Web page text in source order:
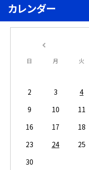
カレンダー
日 月 火
2
3 4
9
10 11
16
17 18
23
24 25
30